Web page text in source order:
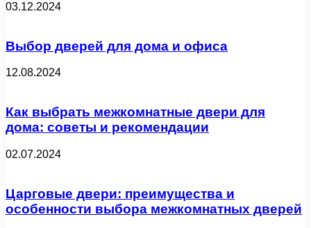
03.12.2024
Выбор дверей для дома и офиса
12.08.2024
Как выбрать межкомнатные двери для
дома: советы и рекомендации
02.07.2024
Царговые двери: преимущества и
особенности выбора межкомнатных дверей